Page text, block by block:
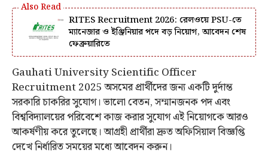
RITES Recruitment 2026: রেলওয়ে PSU-তে
ম্যানেজার ও ইঞ্জিনিয়ার পদে বড় নিয়োগ, আবেদন শেষ
ফেব্রুয়ারিতে
Gauhati University Scientific Officer
Recruitment 2025 অসমের প্রার্থীদের জন্য একটি দুর্দান্ত
সরকারি চাকরির সুযোগ। ভালো বেতন, সম্মানজনক পদ এবং
বিশ্ববিদ্যালয়ের পরিবেশে কাজ করার সুযোগ এই নিয়োগকে আরও
আকর্ষণীয় করে তুলেছে। আগ্রহী প্রার্থীরা দ্রুত অফিসিয়াল বিজ্ঞপ্তি
দেখে নির্ধারিত সময়ের মধ্যে আবেদন করুন।